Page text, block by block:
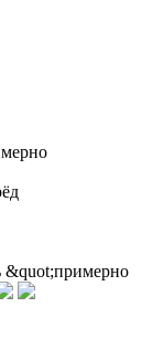
&quot;примерно